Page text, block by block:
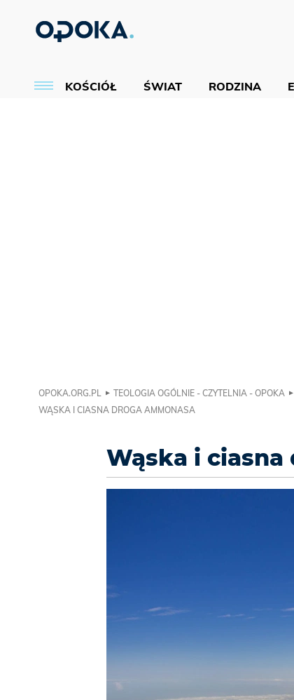
KOŚCIÓŁ ŚWIAT RODZINA
OPOKA.ORG.PL TEOLOGIA OGÓLNIE - CZYTELNIA - OPOKA
WĄSKA I CIASNA DROGA AMMONASA
Wąska i ciasna